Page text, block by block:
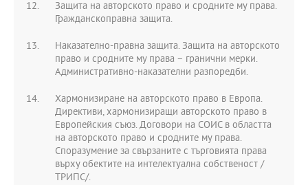
Защита на авторското право и сродните му права.
Гражданскоправна защита.
Наказателно-правна защита. Защита на авторското
право и сродните му права – гранични мерки.
Административно-наказателни разпоредби.
Хармонизиране на авторското право в Европа.
Директиви, хармонизиращи авторското право в
Европейския съюз. Договори на СОИС в областта
на авторското право и сродните му права.
Споразумение за свързаните с търговията права
върху обектите на интелектуална собственост /
ТРИПС/.